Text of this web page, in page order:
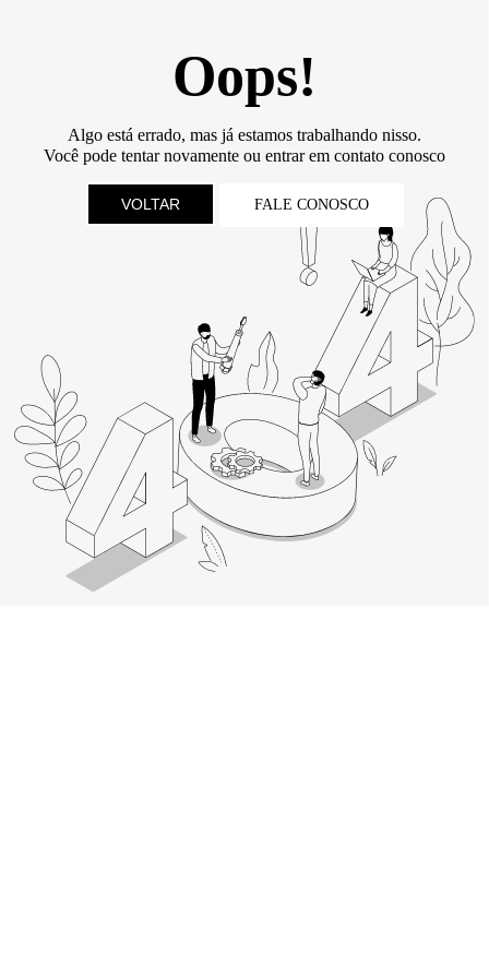
Oops!
Algo está errado, mas já estamos trabalhando nisso.
Você pode tentar novamente ou entrar em contato conosco
VOLTAR FALE CONOSCO